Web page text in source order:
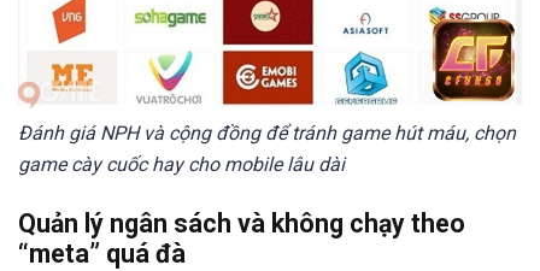
Đánh giá NPH và cộng đồng để tránh game hút máu, chọn
game cày cuốc hay cho mobile lâu dài
Quản lý ngân sách và không chạy theo
“meta” quá đà